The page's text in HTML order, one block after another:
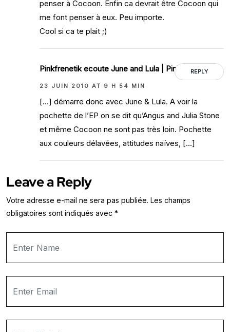
penser à Cocoon. Enfin ca devrait être Cocoon qui
me font penser à eux. Peu importe.
Cool si ca te plait ;)
REPLY
Pinkfrenetik ecoute June and Lula | Pinkfrenetik
23 JUIN 2010 AT 9 H 54 MIN
[…] démarre donc avec June & Lula. A voir la
pochette de l’EP on se dit qu’Angus and Julia Stone
et même Cocoon ne sont pas très loin. Pochette
aux couleurs délavées, attitudes naïves, […]
Leave a Reply
Votre adresse e-mail ne sera pas publiée. Les champs
obligatoires sont indiqués avec *